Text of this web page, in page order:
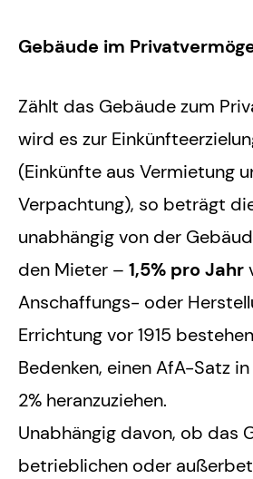
Gebäude im
Zählt das Gebäude zum
wird es zur
(Einkünfte aus Vermietung
Verpachtung), so beträgt
unabhängig von der
den Mieter – 1,5% pro Jahr
Anschaffungs- oder
Errichtung vor 1915
Bedenken, einen AfA-Satz
2% heranzuziehen.
Unabhängig davon, ob das
betrieblichen oder